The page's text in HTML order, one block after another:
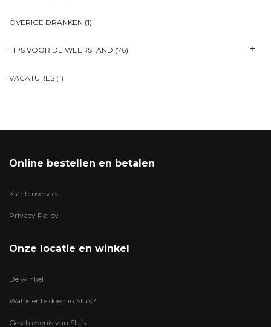
OVERIGE DRANKEN (1)
TIPS VOOR DE WEERSTAND (76)
VACATURES (1)
Online bestellen en betalen
Klantenservice
Privacy Policy
Onze locatie en winkel
De winkel
Wat is er te doen in Sluis?
Geschiedenis van Sluis